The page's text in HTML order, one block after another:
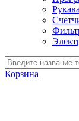
Корзина